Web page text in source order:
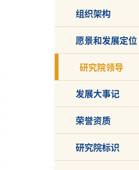
组织架构
愿景和发展定位
研究院领导
发展大事记
荣誉资质
研究院标识